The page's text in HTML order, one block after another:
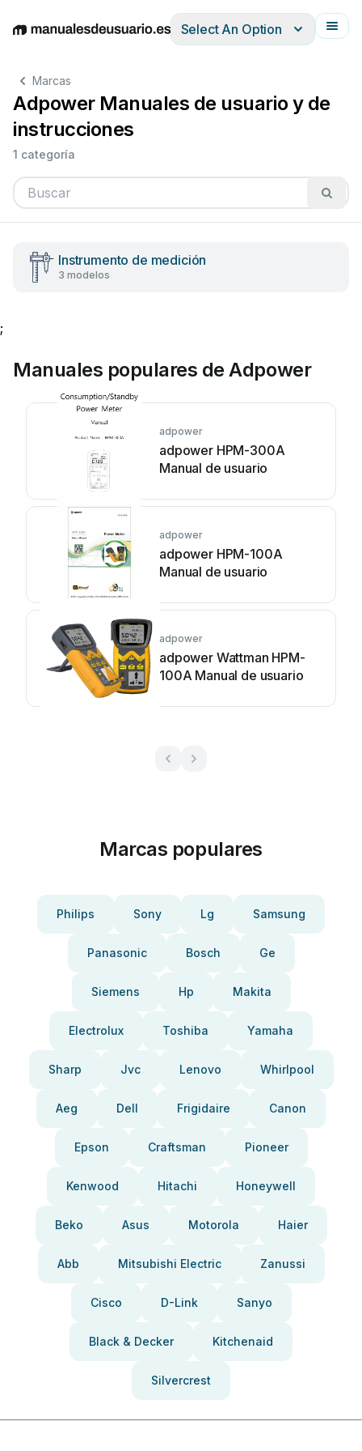
EnglishDeutschEspañolItalianoFrançais
Select An Option
Marcas
Adpower Manuales de usuario y de
instrucciones
1 categoría
Instrumento de medición
3 modelos
;
Manuales populares de Adpower
adpower
adpower HPM-300A
Manual de usuario
adpower
adpower HPM-100A
Manual de usuario
adpower
adpower Wattman HPM-
100A Manual de usuario
Marcas populares
Philips Sony Lg Samsung
Panasonic Bosch Ge
Siemens Hp Makita
Electrolux Toshiba Yamaha
Sharp Jvc Lenovo Whirlpool
Aeg Dell Frigidaire Canon
Epson Craftsman Pioneer
Kenwood Hitachi Honeywell
Beko Asus Motorola Haier
Abb Mitsubishi Electric Zanussi
Cisco D-Link Sanyo
Black & Decker Kitchenaid
Silvercrest